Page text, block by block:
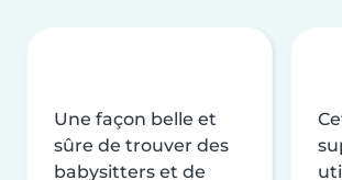
Une façon belle et
sûre de trouver des
babysitters et de